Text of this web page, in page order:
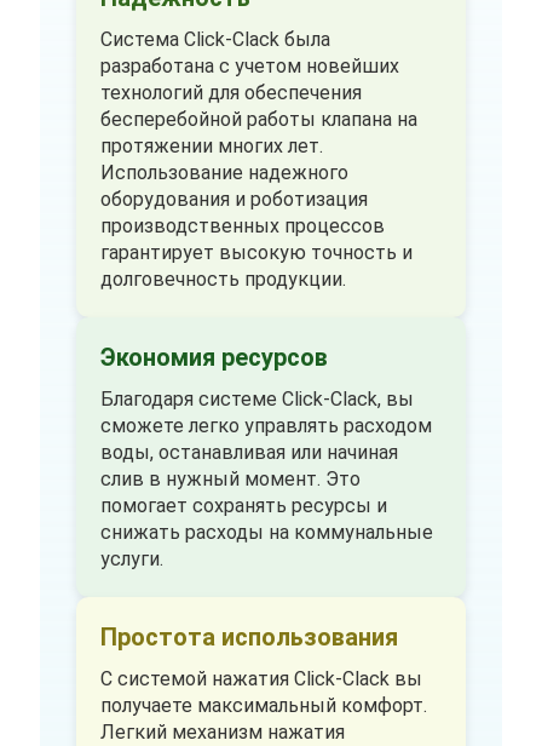
Система Click-Clack была
разработана с учетом новейших
технологий для обеспечения
бесперебойной работы клапана на
протяжении многих лет.
Использование надежного
оборудования и роботизация
производственных процессов
гарантирует высокую точность и
долговечность продукции.
Экономия ресурсов
Благодаря системе Click-Clack, вы
сможете легко управлять расходом
воды, останавливая или начиная
слив в нужный момент. Это
помогает сохранять ресурсы и
снижать расходы на коммунальные
услуги.
Простота использования
С системой нажатия Click-Clack вы
получаете максимальный комфорт.
Легкий механизм нажатия